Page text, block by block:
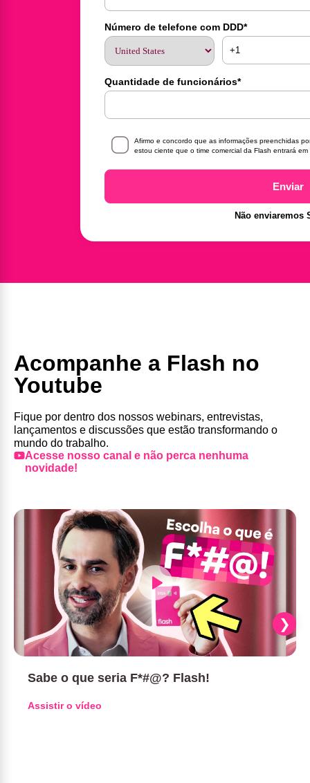
Número de telefone com DDD*
Quantidade de funcionários*
Afirmo e concordo que as informações preenchidas
estou ciente que o time comercial da Flash entrará
Enviar
Não enviaremos
Acompanhe a Flash no
Youtube
Fique por dentro dos nossos webinars, entrevistas,
lançamentos e discussões que estão transformando o
mundo do trabalho.
Acesse nosso canal e não perca nenhuma
novidade!
Sabe o que seria F*#@? Flash!
Assistir o vídeo